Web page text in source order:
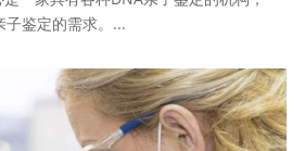
鉴定的需求。...